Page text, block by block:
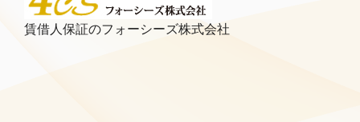
賃借人保証のフォーシーズ株式会社